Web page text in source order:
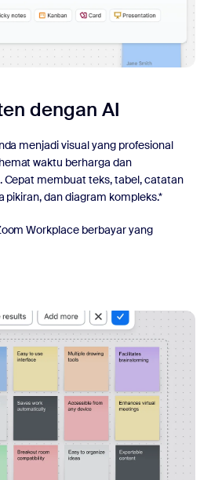
dengan AI
menjadi visual yang profesional
waktu berharga dan
Cepat membuat teks, tabel, catatan
pikiran, dan diagram kompleks.*
Workplace berbayar yang